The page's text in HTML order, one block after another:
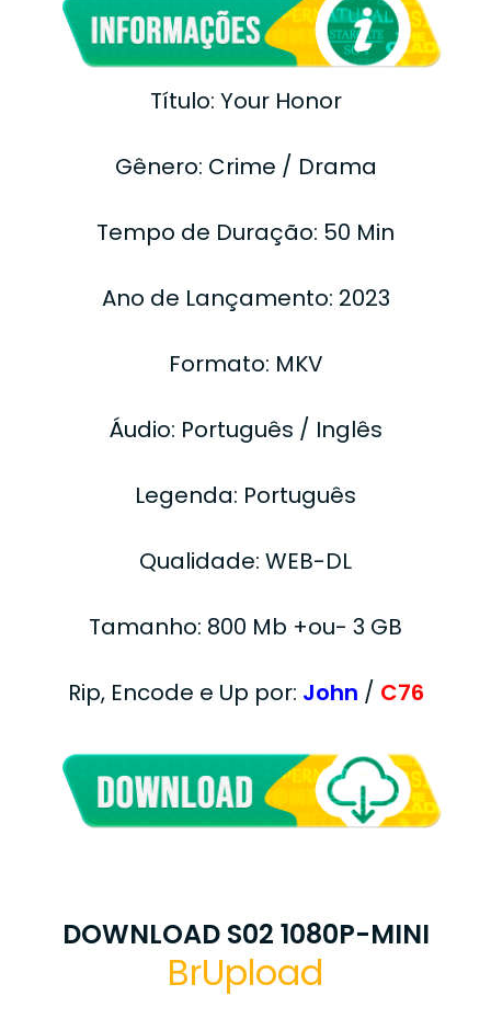
Título: Your Honor
Gênero: Crime / Drama
Tempo de Duração: 50 Min
Ano de Lançamento: 2023
Formato: MKV
Áudio: Português / Inglês
Legenda: Português
Qualidade: WEB-DL
Tamanho: 800 Mb +ou- 3 GB
Rip, Encode e Up por: John / C76
DOWNLOAD S02 1080P-MINI
BrUpload